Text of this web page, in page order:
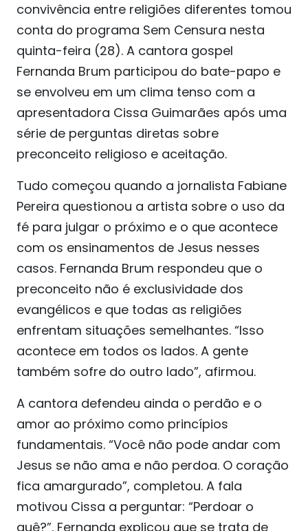
convivência entre religiões diferentes tomou
conta do programa Sem Censura nesta
quinta-feira (28). A cantora gospel
Fernanda Brum participou do bate-papo e
se envolveu em um clima tenso com a
apresentadora Cissa Guimarães após uma
série de perguntas diretas sobre
preconceito religioso e aceitação.
Tudo começou quando a jornalista Fabiane
Pereira questionou a artista sobre o uso da
fé para julgar o próximo e o que acontece
com os ensinamentos de Jesus nesses
casos. Fernanda Brum respondeu que o
preconceito não é exclusividade dos
evangélicos e que todas as religiões
enfrentam situações semelhantes. “Isso
acontece em todos os lados. A gente
também sofre do outro lado”, afirmou.
A cantora defendeu ainda o perdão e o
amor ao próximo como princípios
fundamentais. “Você não pode andar com
Jesus se não ama e não perdoa. O coração
fica amargurado”, completou. A fala
motivou Cissa a perguntar: “Perdoar o
quê?”. Fernanda explicou que se trata de